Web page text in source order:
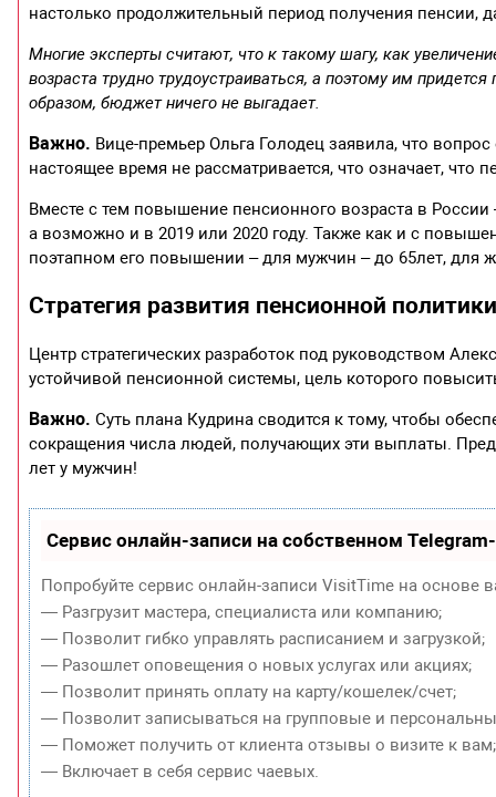
настолько продолжительный период получения пенсии,
Многие эксперты считают, что к такому шагу, как
возраста трудно трудоустраиваться, а поэтому им
образом, бюджет ничего не выгадает.
Важно. Вице-премьер Ольга Голодец заявила, что
настоящее время не рассматривается, что означает, что
Вместе с тем повышение пенсионного возраста в
а возможно и в 2019 или 2020 году. Также как и с
поэтапном его повышении – для мужчин – до 65лет, для
Стратегия развития пенсионной
Центр стратегических разработок под руководством
устойчивой пенсионной системы, цель которого
Важно. Суть плана Кудрина сводится к тому, чтобы
сокращения числа людей, получающих эти выплаты.
лет у мужчин!
Сервис онлайн-записи на собственном
Попробуйте сервис онлайн-записи VisitTime на основе
— Разгрузит мастера, специалиста или компанию;
— Позволит гибко управлять расписанием и загрузкой;
— Разошлет оповещения о новых услугах или акциях;
— Позволит принять оплату на карту/кошелек/счет;
— Позволит записываться на групповые и
— Поможет получить от клиента отзывы о визите к вам;
— Включает в себя сервис чаевых.